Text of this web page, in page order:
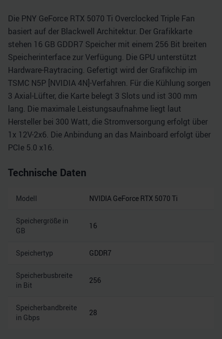
Die PNY GeForce RTX 5070 Ti Overclocked Triple Fan
basiert auf der Blackwell Architektur. Der Grafikkarte
stehen 16 GB GDDR7 Speicher mit einem 256 Bit breiten
Speicherinterface zur Verfügung. Die GPU unterstützt
Hardware-Raytracing. Gefertigt wird der Grafikchip im
TSMC N5P [NVIDIA 4N]-Verfahren. Für die Kühlung sorgen
3 Axial-Lüfter, die Karte belegt 3 Slots und ist 300 mm
lang. Die maximale Leistungsaufnahme liegt laut
Hersteller bei 300 Watt, die Stromversorgung erfolgt über
1x 12V-2x6. Die Anbindung an das Mainboard erfolgt über
PCIe 5.0 x16.
Technische Daten
Modell NVIDIA GeForce RTX 5070 Ti
Speichergröße in
GB
16
Speichertyp GDDR7
Speicherbusbreite
in Bit
256
Speicherbandbreite
in Gbps
28